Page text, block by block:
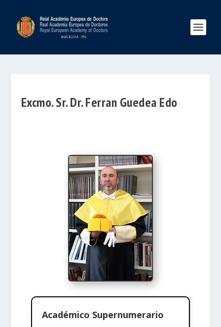
Excmo. Sr. Dr. Ferran Guedea Edo
Académico Supernumerario